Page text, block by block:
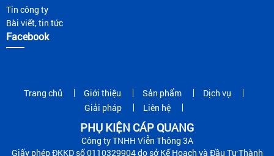
Tin công ty
Bài viết, tin tức
Facebook
Trang chủ Giới thiệu Sản phẩm
Dịch vụ
Giải pháp
Liên hệ
PHỤ KIỆN CÁP QUANG
Công ty TNHH Viễn Thông 3A
Giấy phép ĐKKD số 0110329904 do sở Kế Hoạch và Đầu Tư Thành